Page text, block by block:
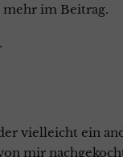
im Beitrag.
vielleicht ein
mir